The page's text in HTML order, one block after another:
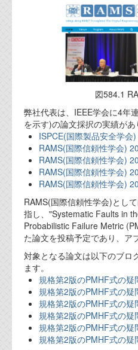
図584.1
弊社代表は、IEEE学会に4年
を示す)の論文採択の実績があ
ISPCE(国際製品安全学会
RAMS(国際信頼性学会)
RAMS(国際信頼性学会)
RAMS(国際信頼性学会)
RAMS(国際信頼性学会)
RAMS(国際信頼性学会)とし
指し、"Systematic Faults in
Probabilistic Failure Metric
た論文を投稿予定であり、ア
対象となる論文は以下のブロ
ます。
規格第2版のPMHF式の疑
規格第2版のPMHF式の
規格第2版のPMHF式の疑
規格第2版のPMHF式の疑
規格第2版のPMHF式の疑
規格第2版のPMHF式の疑